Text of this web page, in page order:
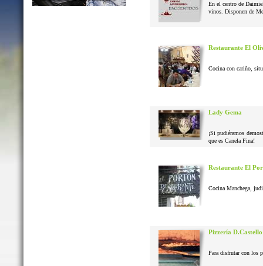
En el centro de
vinos. Disponen de
Restaurante El
Cocina con cariño,
Lady Gema
¡Si pudiéramos
que es Canela Fina!
Restaurante El
Cocina Manchega,
Pizzería D.Castello
Para disfrutar con los